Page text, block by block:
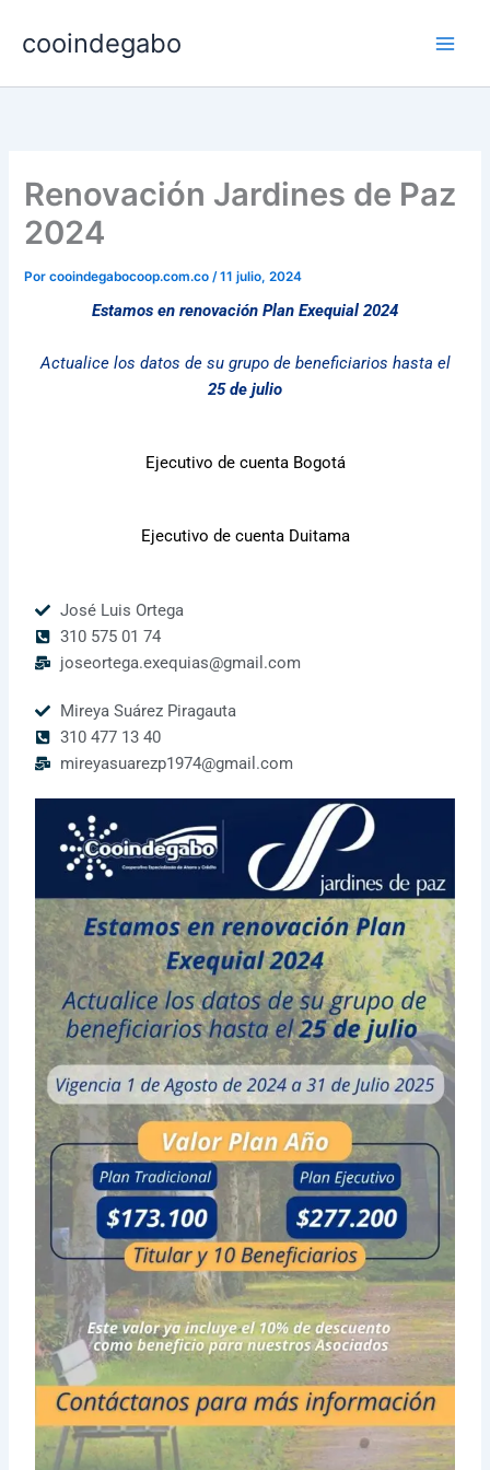
cooindegabo
Renovación Jardines de Paz
2024
Porcooindegabocoop.com.co/11 julio, 2024
Estamos en renovación Plan Exequial 2024
Actualice los datos de su grupo de beneficiarios hasta el
25 de julio
Ejecutivo de cuenta Bogotá
Ejecutivo de cuenta Duitama
José Luis Ortega
310 575 01 74
joseortega.exequias@gmail.com
Mireya Suárez Piragauta
310 477 13 40
mireyasuarezp1974@gmail.com